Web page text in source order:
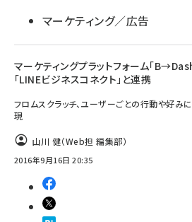
マーケティング／広告
マーケティングプラットフォーム「
「LINEビジネスコネクト」と連携
フロムスクラッチ、ユーザーごとの行動や好み
現
山川 健（Web担 編集部）
2016年9月16日 20:35